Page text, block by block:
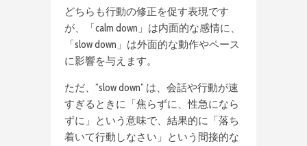
どちらも行動の修正を促す表現です
が、「calm down」は内面的な感情に、
「slow down」は外面的な動作やペース
に影響を与えます。
ただ、”slow down” は、会話や行動が速
すぎるときに「焦らずに、性急になら
ずに」という意味で、結果的に「落ち
着いて行動しなさい」という間接的な